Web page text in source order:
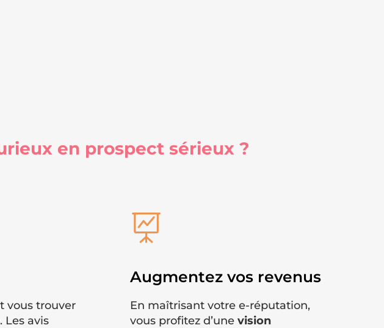
en prospect sérieux ?
vous trouver
Les avis

Augmentez vos revenus
En maîtrisant votre e-réputation,
vous profitez d’une vision